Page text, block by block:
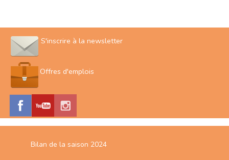
S'inscrire à la newsletter
Offres d'emplois
Bilan de la saison 2024